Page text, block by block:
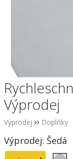
Výprodej
Výprodej Doplňky
Výprodej: Šedá